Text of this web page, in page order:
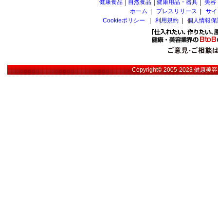
健康食品 自然食品 健康用品・器具 美容
ホーム
プレスリリース
サ
Cookieポリシー
利用規約 個人情報
Copyright© 2005-2023健康美